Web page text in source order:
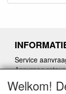
Service
Aanvraag
Herroepingslink
Welkom!